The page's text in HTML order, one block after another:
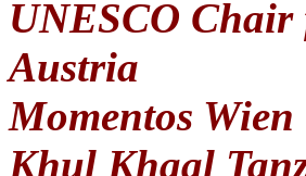
UNESCO Chair
Austria
Momentos Wien
Khul Khaal